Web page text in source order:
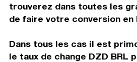
trouverez dans toutes les
de faire votre conversion en
Dans tous les cas il est
le taux de change DZD BRL